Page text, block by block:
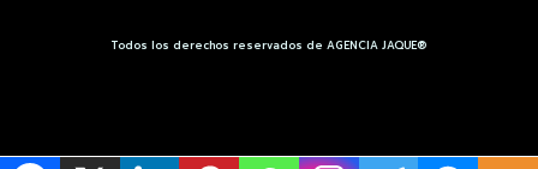
Todos los derechos reservados de AGENCIA JAQUE®